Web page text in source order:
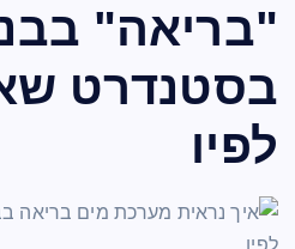
"בריאה"
בסטנדרט
לפיו